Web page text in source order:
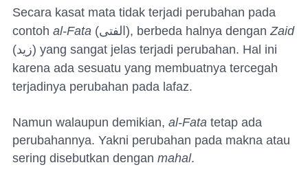
Secara kasat mata tidak terjadi perubahan pada
contoh al-Fata (الفتى), berbeda halnya dengan Zaid
(زيد) yang sangat jelas terjadi perubahan. Hal ini
karena ada sesuatu yang membuatnya tercegah
terjadinya perubahan pada lafaz.
Namun walaupun demikian, al-Fata tetap ada
perubahannya. Yakni perubahan pada makna atau
sering disebutkan dengan mahal.